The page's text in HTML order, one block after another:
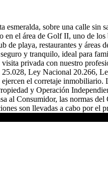
sobre una calle sin
el área de Golf II, uno de los
de playa, restaurantes y
y tranquilo, ideal para
privada con nuestro
Ley Nacional 20.266,
ejercen el corretaje
y Operación
al Consumidor, las normas
son llevadas a cabo por